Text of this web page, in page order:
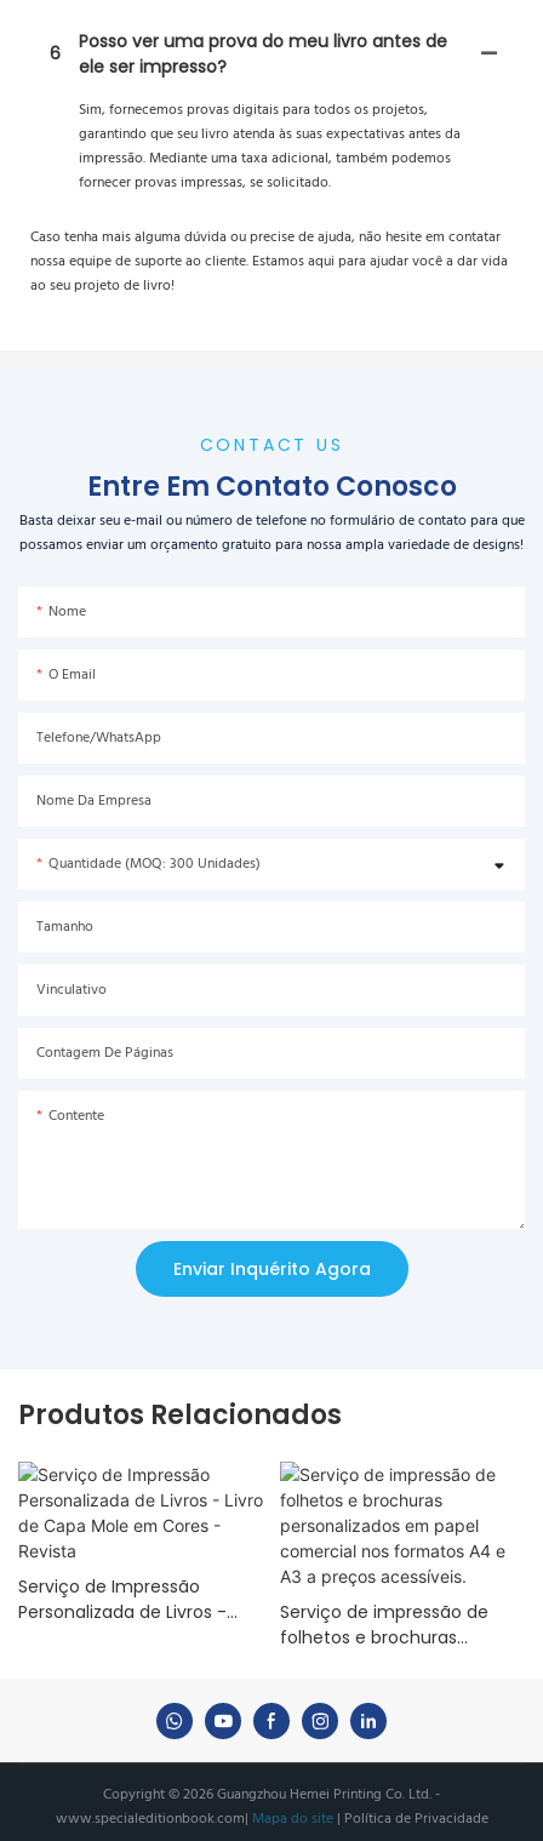
6
Posso ver uma prova do meu livro antes de
ele ser impresso?
Sim, fornecemos provas digitais para todos os projetos,
garantindo que seu livro atenda às suas expectativas antes da
impressão. Mediante uma taxa adicional, também podemos
fornecer provas impressas, se solicitado.
Caso tenha mais alguma dúvida ou precise de ajuda, não hesite em contatar
nossa equipe de suporte ao cliente. Estamos aqui para ajudar você a dar vida
ao seu projeto de livro!
CONTACT US
Entre Em Contato Conosco
Basta deixar seu e-mail ou número de telefone no formulário de contato para que
possamos enviar um orçamento gratuito para nossa ampla variedade de designs!
Nome
O Email
Telefone/WhatsApp
Nome Da Empresa
Quantidade (MOQ: 300 Unidades)
Tamanho
Vinculativo
Contagem De Páginas
Contente
Enviar Inquérito Agora
Produtos Relacionados
Serviço de Impressão
Personalizada de Livros -
Serviço de impressão de
folhetos e brochuras
e A3 a preços acessíveis.
Copyright © 2026 Guangzhou Hemei Printing Co. Ltd. -
www.specialeditionbook.com| Mapa do site| Política de Privacidade